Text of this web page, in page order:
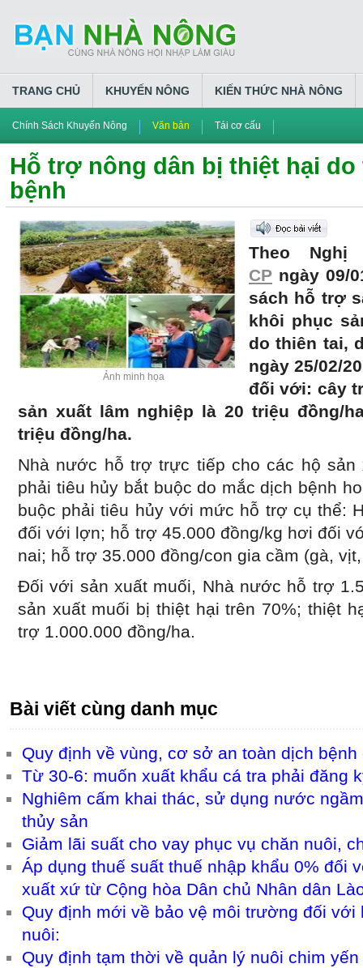
TRANG CHỦ KHUYẾN NÔNG KIẾN THỨC NHÀ NÔNG
Chính Sách Khuyến Nông Văn bản Tái cơ cấu
Hỗ trợ nông dân bị thiệt hại
bệnh
Ảnh minh họa
Theo
CP ngày 09/
sách hỗ trợ
khôi phục
do thiên tai,
ngày 25/02/
đối với: cây
sản xuất lâm nghiệp là 20 triệu đồng/
triệu đồng/ha.
Nhà nước hỗ trợ trực tiếp cho các hộ sản
phải tiêu hủy bắt buộc do mắc dịch bệnh
buộc phải tiêu hủy với mức hỗ trợ cụ thể:
đối với lợn; hỗ trợ 45.000 đồng/kg hơi đối
nai; hỗ trợ 35.000 đồng/con gia cầm (gà,
Đối với sản xuất muối, Nhà nước hỗ trợ
sản xuất muối bị thiệt hại trên 70%; thiệt
trợ 1.000.000 đồng/ha.
Bài viết cùng danh mục
Quy định về vùng, cơ sở an toàn dịch bệnh
Từ 30-6: muốn xuất khẩu cá tra phải đăng
Nghiêm cấm khai thác, sử dụng nước
thủy sản
Giảm lãi suất cho vay phục vụ chăn nuôi,
Áp dụng thuế suất thuế nhập khẩu 0% đối
xuất xứ từ Cộng hòa Dân chủ Nhân dân
Quy định mới về bảo vệ môi trường đối với
nuôi:
Quy định tạm thời về quản lý nuôi chim yến